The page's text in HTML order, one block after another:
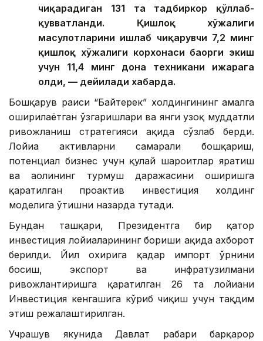
чиқарадиган 131 та тадбиркор қўллаб-
қувватланди. Қишлоқ хўжалиги
маҳсулотларини ишлаб чиқарувчи 7,2 минг
қишлоқ хўжалиги корхонаси баҳорги экиш
учун 11,4 минг дона техникани ижарага
олди, — дейилади хабарда.
Бошқарув раиси “Байтерек” холдингининг амалга
оширилаётган ўзгаришлари ва янги узоқ муддатли
ривожланиш стратегияси ҳақида сўзлаб берди.
Лойиҳа активларни самарали бошқариш,
потенциал бизнес учун қулай шароитлар яратиш
ва аҳолининг турмуш даражасини оширишга
қаратилган проактив инвестиция холдинг
моделига ўтишни назарда тутади.
Бундан ташқари, Президентга бир қатор
инвестиция лойиҳаларининг бориши ҳақида ахборот
берилди. Йил охирига қадар импорт ўрнини
босиш, экспорт ва инфратузилмани
ривожлантиришга қаратилган 26 та лойиҳани
Инвестиция кенгашига кўриб чиқиш учун тақдим
этиш режалаштирилган.
Учрашув якунида Давлат раҳбари барқарор